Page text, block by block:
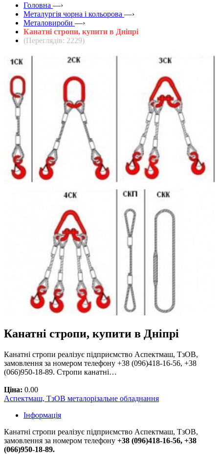
Головна —›
Металургія чорна і кольорова —›
Металовироби —›
Канатні стропи, купити в Дніпрі
(Переглядів: 2229)
Канатні стропи, купити в Дніпрі
Канатні стропи реалізує підприємство Аспектмаш, ТзОВ,
замовлення за номером телефону +38 (096)418-16-56, +38
(066)950-18-89. Стропи канатні…
Ціна: 0.00
Аспектмаш, ТзОВ металорізальне обладнання
Інформація
Канатні стропи реалізує підприємство Аспектмаш, ТзОВ,
замовлення за номером телефону +38 (096)418-16-56, +38
(066)950-18-89.